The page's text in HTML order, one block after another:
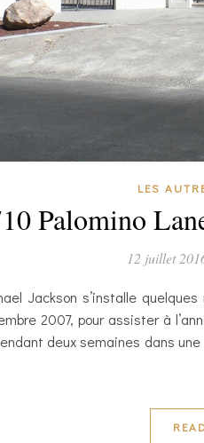
LES
Palomino
12 juillet
Jackson s’installe
2007, pour assister à
deux semaines dans